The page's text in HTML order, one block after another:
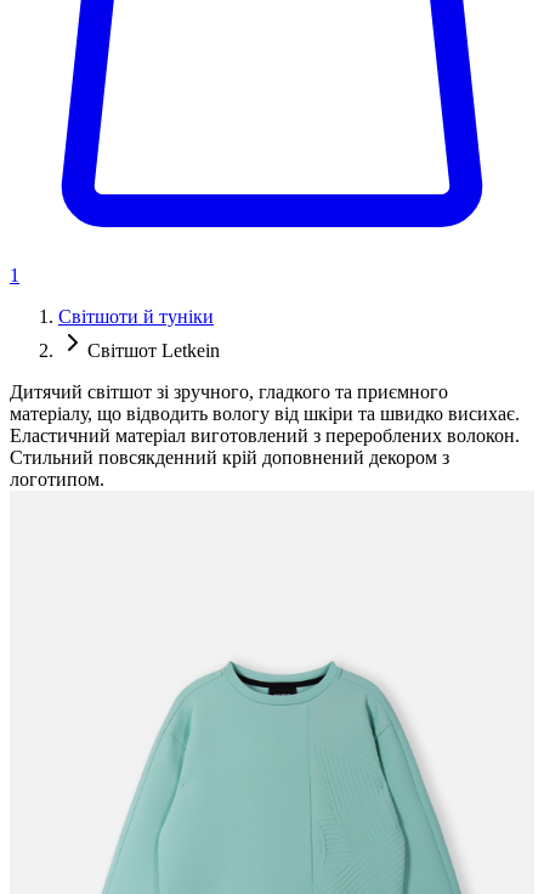
1
Світшоти й туніки
Світшот Letkein
Дитячий світшот зі зручного, гладкого та приємного
матеріалу, що відводить вологу від шкіри та швидко висихає.
Еластичний матеріал виготовлений з перероблених волокон.
Стильний повсякденний крій доповнений декором з
логотипом.